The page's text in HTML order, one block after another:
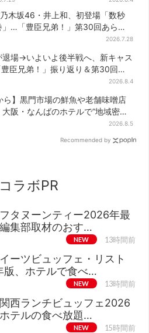
行販売
乃木坂46・井上和、初登場「数秒
」…「豊臣兄弟！」第30回あらす
2026.7.28
退場→いよいよ後半戦へ、新キャス
臣兄弟！」振り返り＆第30回あ
2026.8.4
ら】黒門市場の鮮魚や老舗味噌店
大阪・なんばのホテルで“地域密
2026.8.5
Recommended by
コラボPR
タヌーンティー2026年最
集部取材のおす…
NEW 13時間前
ーツビュッフェ・リスト
版、ホテルで食べ…
NEW 13時間前
西ランチビュッフェ2026
テルの食べ放題…
NEW 15時間前